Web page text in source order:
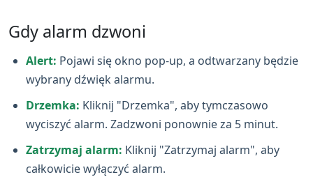
Gdy alarm dzwoni
Alert: Pojawi się okno pop‑up, a odtwarzany będzie
wybrany dźwięk alarmu.
Drzemka: Kliknij "Drzemka", aby tymczasowo
wyciszyć alarm. Zadzwoni ponownie za 5 minut.
Zatrzymaj alarm: Kliknij "Zatrzymaj alarm", aby
całkowicie wyłączyć alarm.